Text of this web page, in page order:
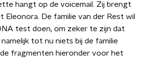
hangt op de voicemail. Zij brengt
Eleonora. De familie van der Rest wil
test doen, om zeker te zijn dat
tot nu niets bij de familie
fragmenten hieronder voor het